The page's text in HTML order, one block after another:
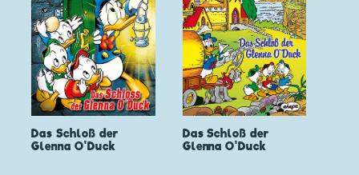
Das Schloß der
Glenna O'Duck
Das Schloß der
Glenna O'Duck